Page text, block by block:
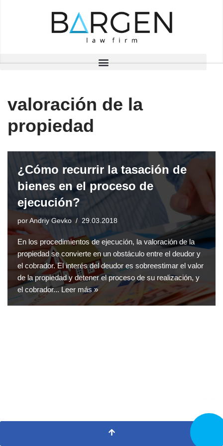
valoración de la
propiedad
¿Cómo recurrir la tasación de
bienes en el proceso de
ejecución?
por Andriy Gevko 29.03.2018
En los procedimientos de ejecución, la valoración de la
propiedad se convierte en un obstáculo entre el deudor y
el cobrador. El interés del deudor es sobreestimar el valor
de la propiedad y detener el proceso de su realización, y
el cobrador...Leer más »